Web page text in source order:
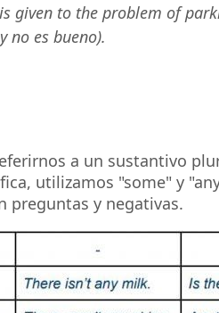
is given to the problem of
no es bueno).
a un sustantivo
utilizamos "some" y
preguntas y negativas.